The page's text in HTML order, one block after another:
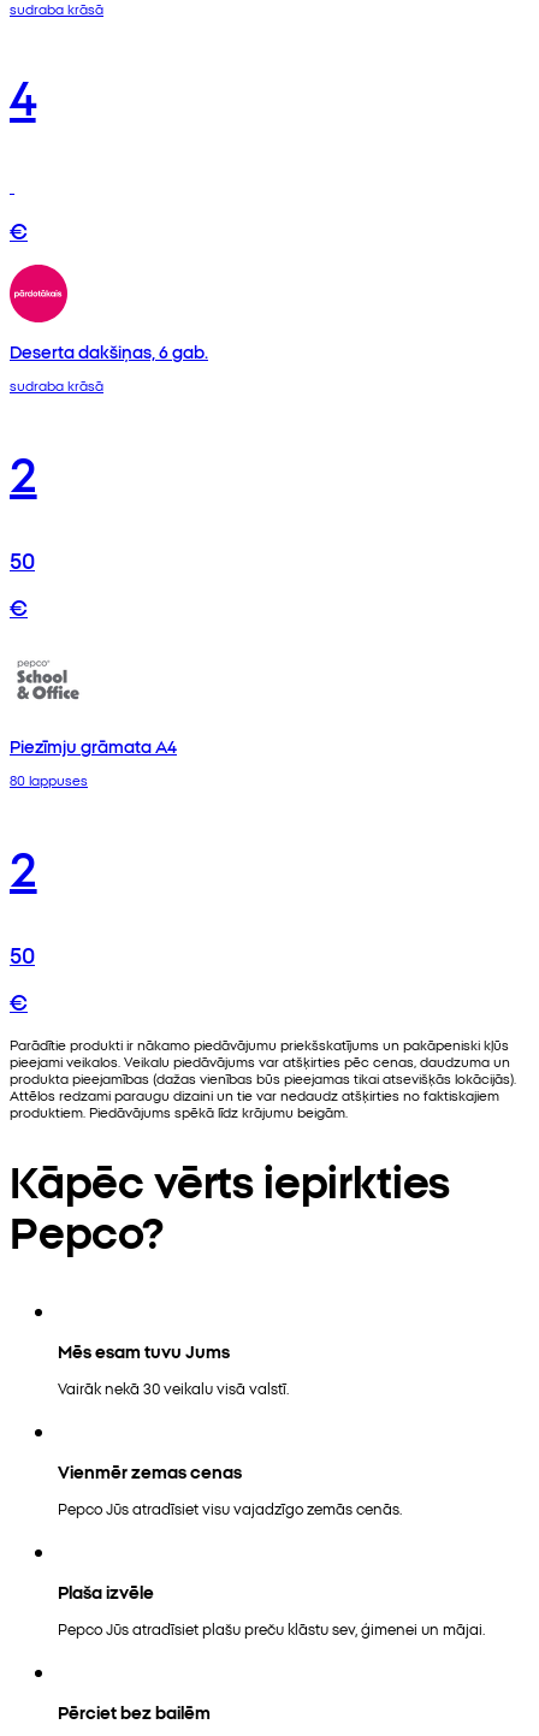
sudraba krāsā
4
€
Deserta dakšiņas, 6 gab.
sudraba krāsā
2
50
€
Piezīmju grāmata A4
80 lappuses
2
50
€
Parādītie produkti ir nākamo piedāvājumu priekšskatījums un pakāpeniski kļūs
pieejami veikalos. Veikalu piedāvājums var atšķirties pēc cenas, daudzuma un
produkta pieejamības (dažas vienības būs pieejamas tikai atsevišķās lokācijās).
Attēlos redzami paraugu dizaini un tie var nedaudz atšķirties no faktiskajiem
produktiem. Piedāvājums spēkā līdz krājumu beigām.
Kāpēc vērts iepirkties
Pepco?
Mēs esam tuvu Jums
Vairāk nekā 30 veikalu visā valstī.
Vienmēr zemas cenas
Pepco Jūs atradīsiet visu vajadzīgo zemās cenās.
Plaša izvēle
Pepco Jūs atradīsiet plašu preču klāstu sev, ģimenei un mājai.
Pērciet bez bailēm